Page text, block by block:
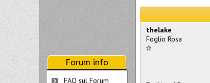
thelake
Foglio Rosa
Forum info
FAQ sul Forum